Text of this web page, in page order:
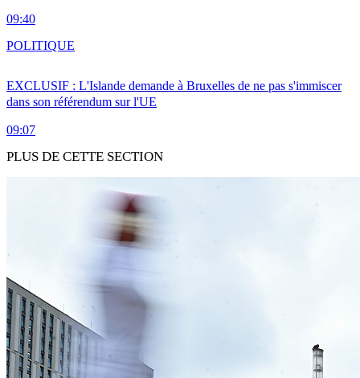
09:40
EXCLUSIF : L'Islande demande à Bruxelles de ne pas s'immiscer
dans son référendum sur l'UE
09:07
POLITIQUE
PLUS DE CETTE SECTION